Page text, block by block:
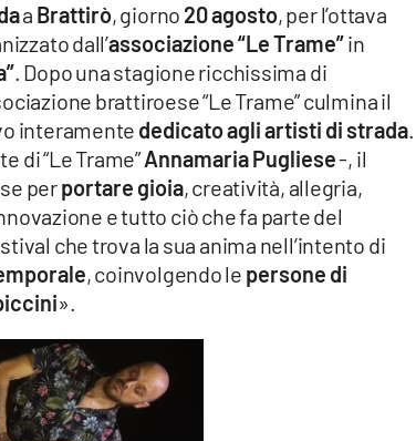
a Brattirò, giorno 20 agosto, per l’ottava
dall’associazione “Le Trame”in
. Dopo una stagione ricchissima di
brattiroese “Le Trame” culmina il
interamente dedicato agli artisti di strada.
di “Le Trame”Annamaria Pugliese-, il
perportare gioia, creatività, allegria,
e tutto ciò che fa parte del
che trova la sua anima nell’intento di
, coinvolgendo le persone di
».